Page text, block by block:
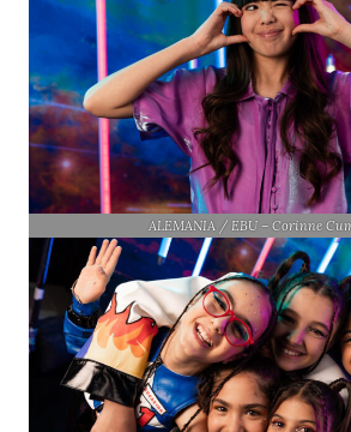
ALEMANIA / EBU – Corinne